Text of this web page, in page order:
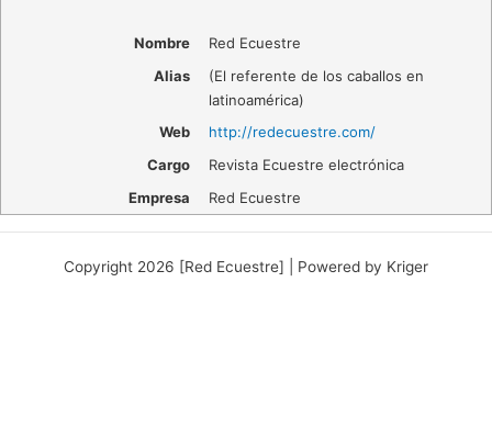
Nombre
Red Ecuestre
Alias
(El referente de los caballos en
latinoamérica)
Web
http://redecuestre.com/
Cargo
Revista Ecuestre electrónica
Empresa
Red Ecuestre
Copyright 2026 [Red Ecuestre] | Powered by Kriger